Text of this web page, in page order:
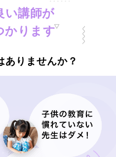
い講師が
かります
ありませんか？